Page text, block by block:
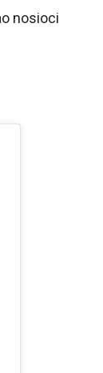
nosioci